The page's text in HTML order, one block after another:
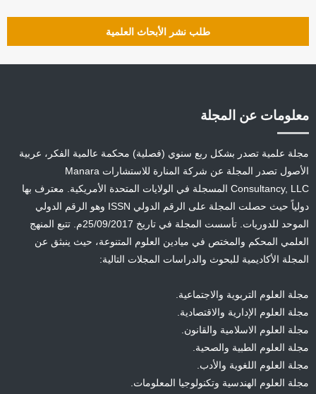
طلب نشر الأبحاث العلمية
معلومات عن المجلة
مجلة علمية تصدر بشكل ربع سنوي (فصلية) محكمة عالمية الفكر، عربية
الأصول تصدر المجلة عن شركة المنارة للاستشارات Manara
Consultancy, LLC المسجلة في الولايات المتحدة الأمريكية. معترف بها
دولياً حيث حصلت المجلة على الرقم الدولي ISSN وهو الرقم الدولي
الموحد للدوريات. تأسست المجلة في تاريخ 25/09/2017م. تتبع المنهج
العلمي المحكم والمختص في ميادين العلوم المتنوعة، حيث ينبثق عن
المجلة الأكاديمية للبحوث والدراسات المجلات التالية:
مجلة العلوم التربوية والاجتماعية.
مجلة العلوم الإدارية والاقتصادية.
مجلة العلوم الاسلامية والقانون.
مجلة العلوم الطبية والصحية.
مجلة العلوم اللغوية والأدب.
مجلة العلوم الهندسية وتكنولوجيا المعلومات.